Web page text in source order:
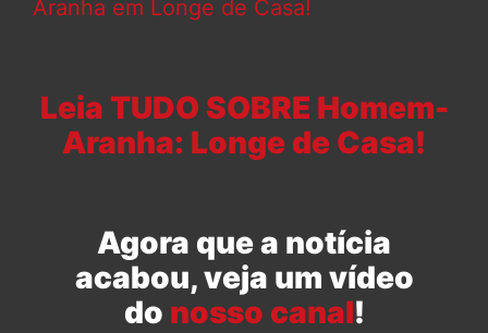
Aranha em Longe de Casa!
Leia TUDO SOBRE Homem-
Aranha: Longe de Casa!
Agora que a notícia
acabou, veja um vídeo
do nosso canal!